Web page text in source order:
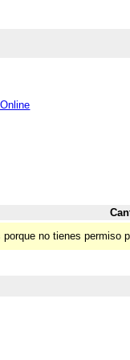
no tienes permiso